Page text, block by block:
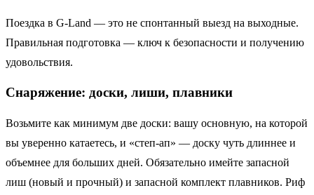
Поездка в G-Land — это не спонтанный выезд на выходные.
Правильная подготовка — ключ к безопасности и получению
удовольствия.
Снаряжение: доски, лиши, плавники
Возьмите как минимум две доски: вашу основную, на которой
вы уверенно катаетесь, и «степ-ап» — доску чуть длиннее и
объемнее для больших дней. Обязательно имейте запасной
лиш (новый и прочный) и запасной комплект плавников. Риф